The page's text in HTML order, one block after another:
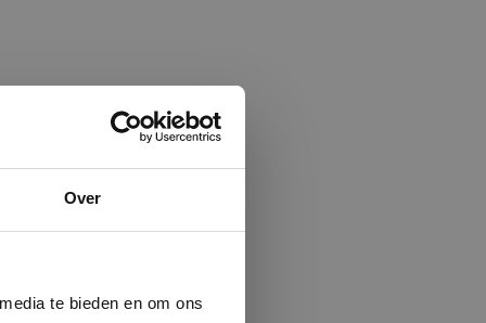
Over
te bieden en om ons
×
van